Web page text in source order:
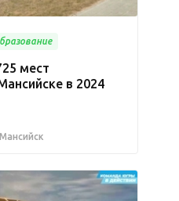
мест
в 2024